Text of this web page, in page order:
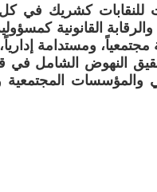
للنقابات كشريك في
القانونية
مجتمعياً، ومستدامة
النهوض الشامل في
والمؤسسات المجتمعية